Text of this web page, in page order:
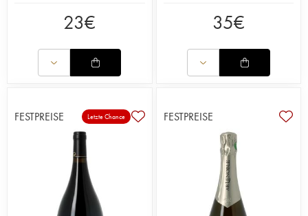
23€ 35€
FESTPREISE Letzte Chance FESTPREISE